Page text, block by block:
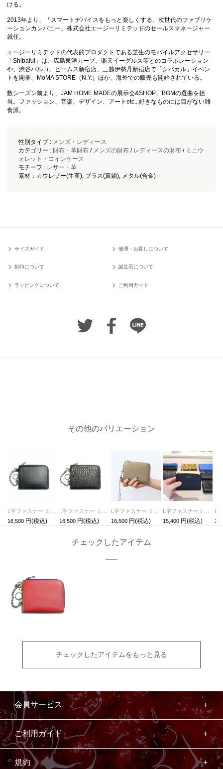
ける。
2013年より、「スマートデバイスをもっと楽しくする、次世代のファブリケ
ーションカンパニー」株式会社エージーリミテッドのセールスマネージャー
就任。
エージーリミテッドの代表的プロダクトである芝生のモバイルアクセサリー
「Shibaful」は、広島東洋カープ、楽天イーグルス等とのコラボレーション
や、渋谷パルコ、ビームス新宿店、三越伊勢丹新宿店で「シバカル」イベン
トを開催、MoMA STORE（N.Y.）ほか、海外での販売も開始されている。
数シーズン前より、JAM HOME MADEの展示会&SHOP、BGMの選曲を担
当。ファッション、音楽、デザイン、アートetc...好きなものには目がない雑
食派。
性別タイプ : メンズ・ レディース
カテゴリー : 財布・革財布/ メンズの財布/ レディースの財布/ ミニウ
ォレット・コインケース
モチーフ : レザー・革
素材：カウレザー(牛革), ブラス(真鍮), メタル(合金)
サイズガイド 修理・お直しについて
刻印について 誕生石について
ラッピングについて ご利用ガイド
その他のバリエーション
L字ファスナー ミニ財布 レザー 二つ折り シープスキン / フラグメントケース
16,500
L字ファスナー ミニ財布 レザー 二つ折り クロコダイル / フラグメントケース
16,500
L字ファスナー ミニ財布 レザー 二つ折り -Ms.GOLD&Ms.SILVER- / フラグメントケース
16,500
L字ファスナーミニ財布SOモデルウォレット-ブラック
15,400
チェックしたアイテム
チェックしたアイテムをもっと見る
会員サービス
ご利用ガイド
規約